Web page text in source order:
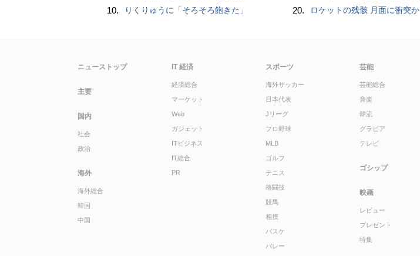
10. りくりゅうに「そろそろ飽きた」 20. ロケットの残骸 月面に衝突か
ニューストップ
主要
国内
社会
政治
海外
海外総合
韓国
中国
IT 経済
経済総合
マーケット
Web
ガジェット
ITビジネス
IT総合
PR
スポーツ
海外サッカー
日本代表
Jリーグ
プロ野球
MLB
ゴルフ
テニス
格闘技
競馬
相撲
バスケ
バレー
芸能
芸能総合
音楽
韓流
グラビア
テレビ
ゴシップ
映画
レビュー
プレゼント
特集